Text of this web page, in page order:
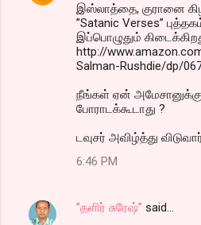
இஸ்லாத்தை, குரானை
”Satanic Verses”
இப்பொழுதும்
http://
Salman-Rushdie/dp/
நீங்கள் ஏன் அமேசானுக்கு
போராடக்கூடாது ?
டவுசர் அவிழ்த்து
6:46 PM
”தளிர் சுரேஷ்” said…